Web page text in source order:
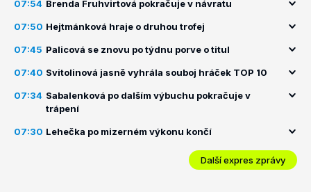
07:54 Brenda Fruhvirtová pokračuje v návratu
07:50 Hejtmánková hraje o druhou trofej
07:45 Palicová se znovu po týdnu porve o titul
07:40 Svitolinová jasně vyhrála souboj hráček TOP 10
07:34 Sabalenková po dalším výbuchu pokračuje v
trápení
07:30 Lehečka po mizerném výkonu končí
Další expres zprávy